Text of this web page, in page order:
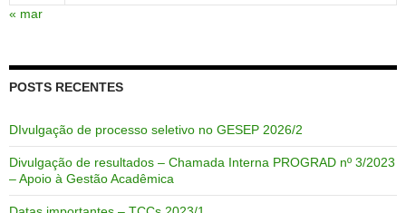
« mar
POSTS RECENTES
DIvulgação de processo seletivo no GESEP 2026/2
Divulgação de resultados – Chamada Interna PROGRAD nº 3/2023
– Apoio à Gestão Acadêmica